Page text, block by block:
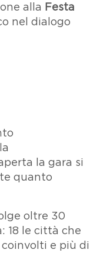
alla Festa
nel dialogo
la gara si
quanto
oltre 30
18 le città che
e più di